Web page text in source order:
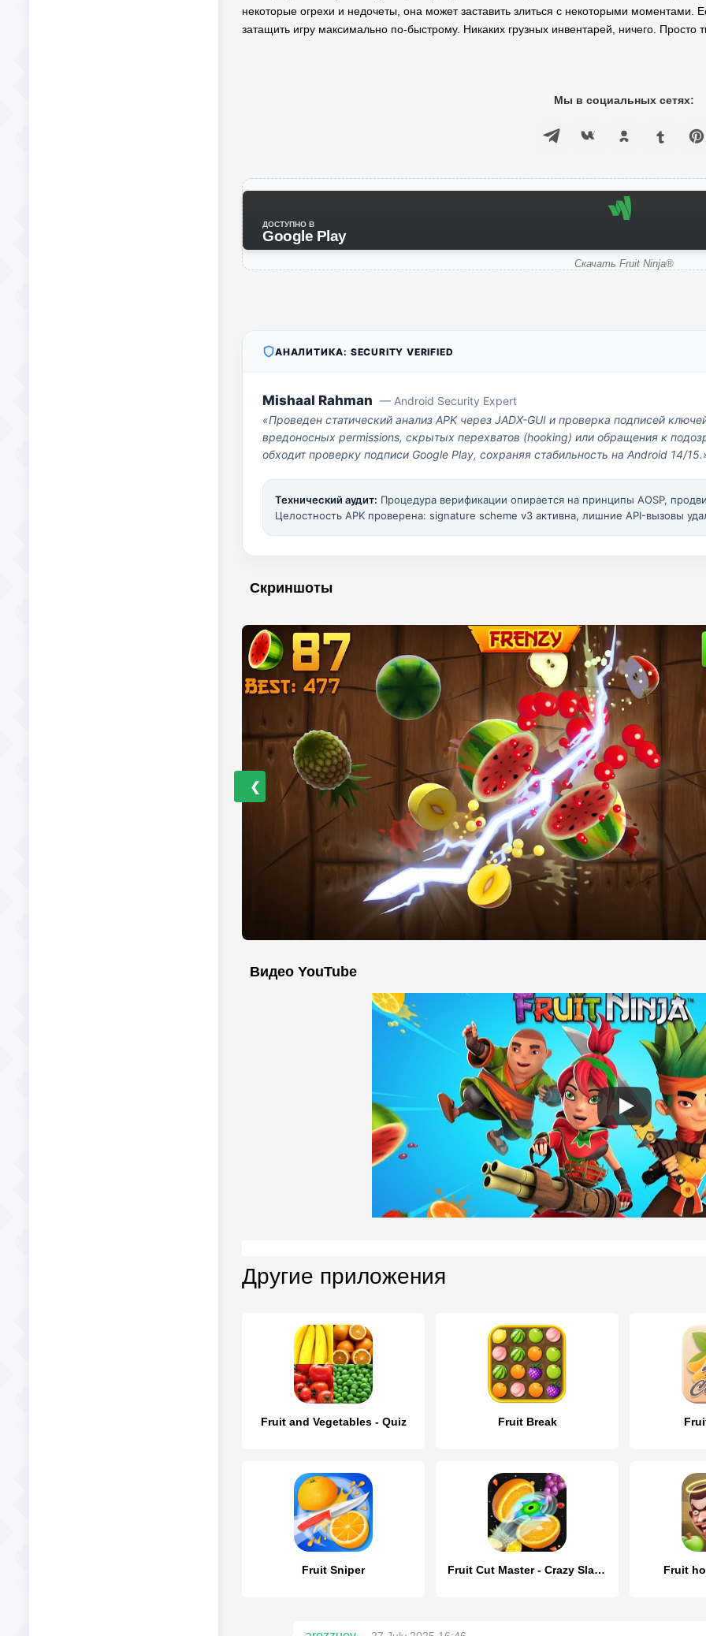
некоторые огрехи и недочеты, она может заставить злиться с некоторыми моментами.
затащить игру максимально по-быстрому. Никаких грузных инвентарей, ничего. Просто
Мы в социальных сетях:
ДОСТУПНО В
Google Play
Скачать Fruit Ninja®
АНАЛИТИКА: SECURITY VERIFIED
Mishaal Rahman — Android Security Expert
«Проведен статический анализ APK через JADX-GUI и проверка подписей
вредоносных permissions, скрытых перехватов (hooking) или обращения к
обходит проверку подписи Google Play, сохраняя стабильность на Android 14/
Технический аудит: Процедура верификации опирается на принципы AOSP,
Целостность APK проверена: signature scheme v3 активна, лишние API-вызовы
Скриншоты
❮
Видео YouTube
Другие приложения
Fruit and Vegetables - Quiz Fruit Break
Fruit Sniper Fruit Cut Master - Crazy Slash Fruit